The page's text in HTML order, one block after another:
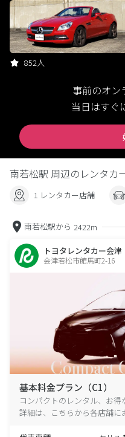
852人
事前のオン
当日はすぐ
南若松駅 周辺のレンタカ
1 レンタカー店舗
南若松駅から 2422m
トヨタレンタカー会津
会津若松市館馬町2-16
基本料金プラン（C1）
コンパクトのレンタル、お
詳細は、こちらから各店舗に